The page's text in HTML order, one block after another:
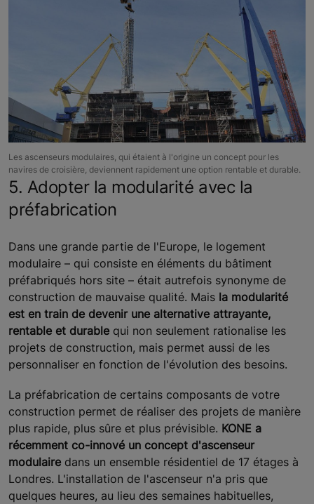
Les ascenseurs modulaires, qui étaient à l'origine un concept pour les
navires de croisière, deviennent rapidement une option rentable et durable.
5. Adopter la modularité avec la
préfabrication
Dans une grande partie de l'Europe, le logement
modulaire – qui consiste en éléments du bâtiment
préfabriqués hors site – était autrefois synonyme de
construction de mauvaise qualité. Mais la modularité
est en train de devenir une alternative attrayante,
rentable et durable qui non seulement rationalise les
projets de construction, mais permet aussi de les
personnaliser en fonction de l'évolution des besoins.
La préfabrication de certains composants de votre
construction permet de réaliser des projets de manière
plus rapide, plus sûre et plus prévisible. KONE a
récemment co-innové un concept d'ascenseur
modulaire dans un ensemble résidentiel de 17 étages à
Londres. L'installation de l'ascenseur n'a pris que
quelques heures, au lieu des semaines habituelles,